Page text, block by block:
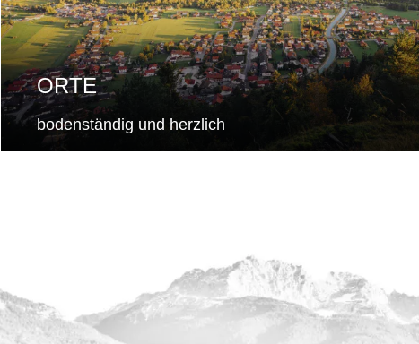
ORTE
bodenständig und herzlich